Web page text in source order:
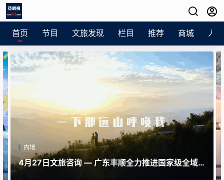
首页 节目 文旅发现 栏目 推荐 商城 人
内地
4月27日文旅咨询 — 广东丰顺全力推进国家级全域